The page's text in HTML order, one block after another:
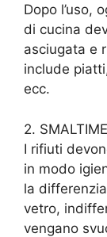
Dopo l’uso,
di cucina
asciugata e
include
ecc.
2.
I rifiuti
in modo
la
vetro,
vengano